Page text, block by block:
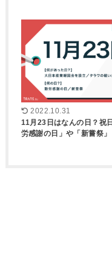
2022.10.31
11月23日はなんの日？祝
労感謝の日」や「新嘗祭」